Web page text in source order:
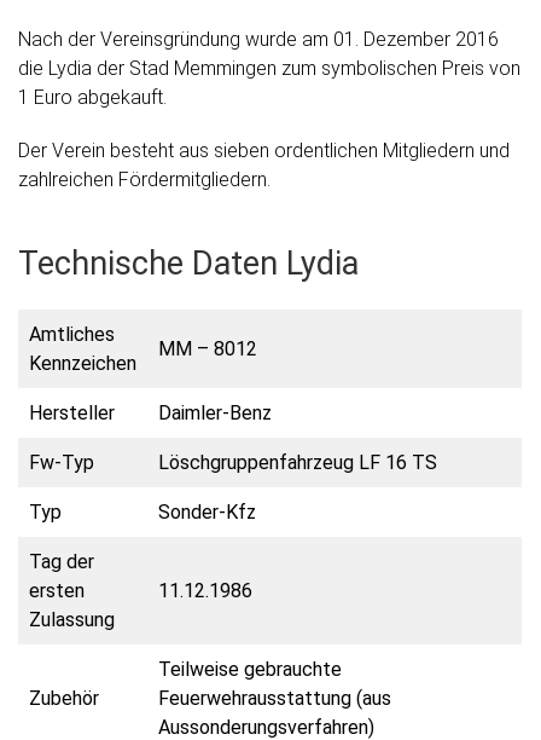
Nach der Vereinsgründung wurde am 01. Dezember 2016
die Lydia der Stad Memmingen zum symbolischen Preis von
1 Euro abgekauft.
Der Verein besteht aus sieben ordentlichen Mitgliedern und
zahlreichen Fördermitgliedern.
Technische Daten Lydia
Amtliches
Kennzeichen
MM – 8012
Hersteller Daimler-Benz
Fw-Typ Löschgruppenfahrzeug LF 16 TS
Typ Sonder-Kfz
Tag der
ersten
Zulassung
11.12.1986
Zubehör
Teilweise gebrauchte
Feuerwehrausstattung (aus
Aussonderungsverfahren)